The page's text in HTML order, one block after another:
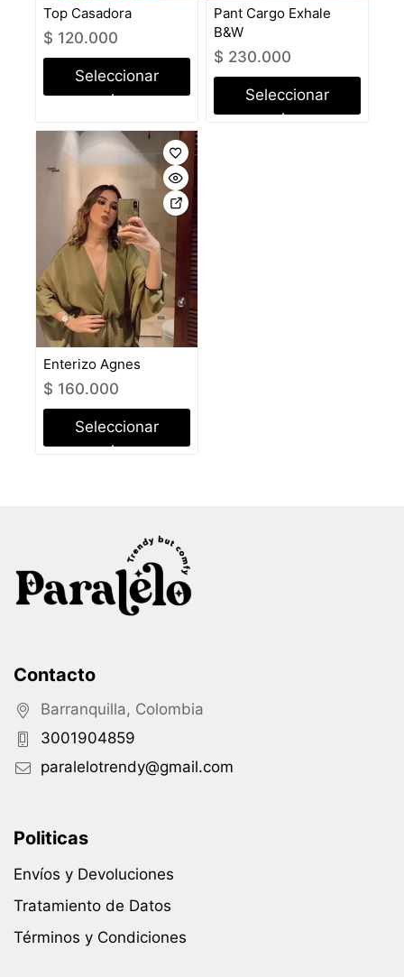
Top Casadora
$ 120.000
Seleccionar
opciones
Pant Cargo Exhale
B&W
$ 230.000
Seleccionar
opciones
Enterizo Agnes
$ 160.000
Seleccionar
opciones
Contacto
Barranquilla, Colombia
3001904859
paralelotrendy@gmail.com
Politicas
Envíos y Devoluciones
Tratamiento de Datos
Términos y Condiciones